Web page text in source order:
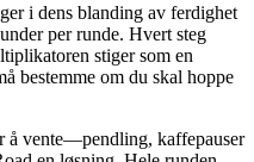
i dens blanding av ferdighet
per runde. Hvert steg
stiger som en
bestemme om du skal hoppe
å vente—pendling, kaffepauser